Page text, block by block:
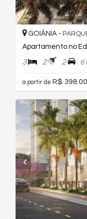
GOIÂNIA -
3 2 2
a partir de R$